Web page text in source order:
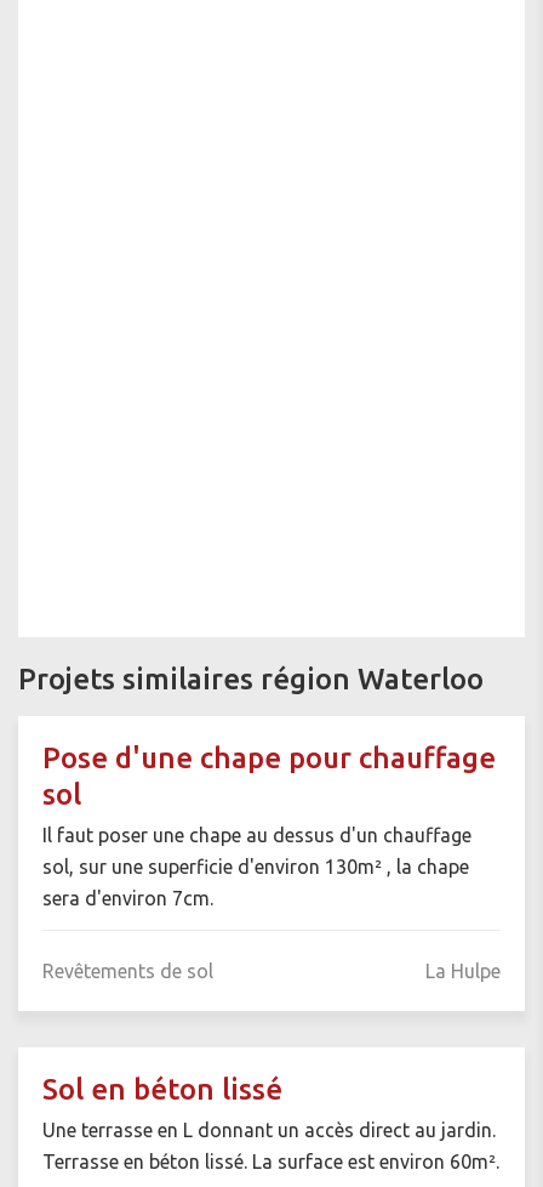
Projets similaires région Waterloo
Pose d'une chape pour chauffage
sol
Il faut poser une chape au dessus d'un chauffage
sol, sur une superficie d'environ 130m² , la chape
sera d'environ 7cm.
Revêtements de sol La Hulpe
Sol en béton lissé
Une terrasse en L donnant un accès direct au jardin.
Terrasse en béton lissé. La surface est environ 60m².